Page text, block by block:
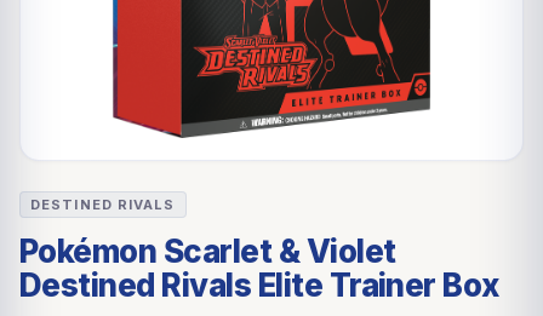
DESTINED RIVALS
Pokémon Scarlet & Violet
Destined Rivals Elite Trainer Box